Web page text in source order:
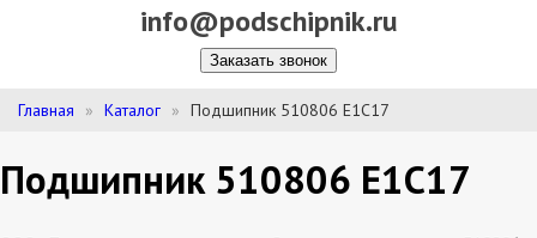
info@podschipnik.ru
Заказать звонок
Главная Каталог Подшипник 510806 Е1С17
Подшипник 510806 Е1С17